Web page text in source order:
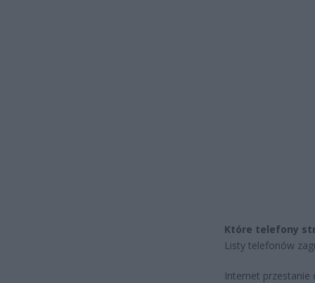
Które telefony
Listy telefonów
Internet przestanie